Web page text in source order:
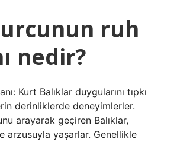
ruh
nedir?
Kurt Balıklar duygularını tıpkı
derinliklerde deneyimlerler.
arayarak geçiren Balıklar,
arzusuyla yaşarlar. Genellikle